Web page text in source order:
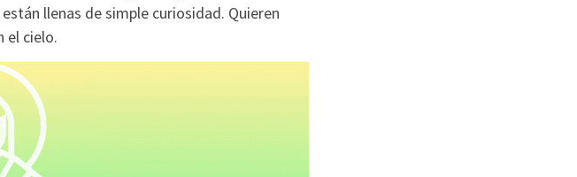
llenas de simple curiosidad. Quieren
el cielo.